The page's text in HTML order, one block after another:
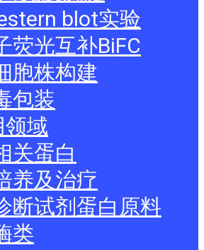
blot实验
荧光互补BiFC
胞株构建
包装
领域
关蛋白
养及治疗
断试剂蛋白原料
类